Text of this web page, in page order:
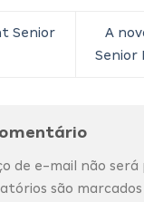
Senior
A
Senior
de e-mail não será
são marcados